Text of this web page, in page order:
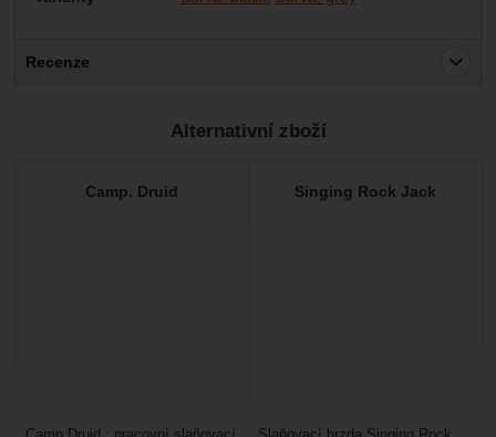
Recenze
Nebyla přidána žádná recenze.
Alternativní zboží
Camp. Druid Singing Rock Jack